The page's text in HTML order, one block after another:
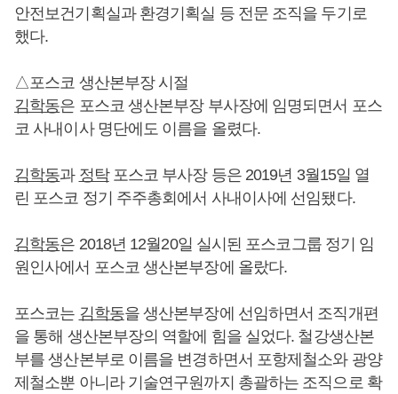
안전보건기획실과 환경기획실 등 전문 조직을 두기로
했다.
△포스코 생산본부장 시절
김학동은 포스코 생산본부장 부사장에 임명되면서 포스
코 사내이사 명단에도 이름을 올렸다.
김학동과 정탁포스코 부사장 등은 2019년 3월15일 열
린 포스코 정기 주주총회에서 사내이사에 선임됐다.
김학동은 2018년 12월20일 실시된 포스코그룹 정기 임
원인사에서 포스코 생산본부장에 올랐다.
포스코는 김학동을 생산본부장에 선임하면서 조직개편
을 통해 생산본부장의 역할에 힘을 실었다. 철강생산본
부를 생산본부로 이름을 변경하면서 포항제철소와 광양
제철소뿐 아니라 기술연구원까지 총괄하는 조직으로 확